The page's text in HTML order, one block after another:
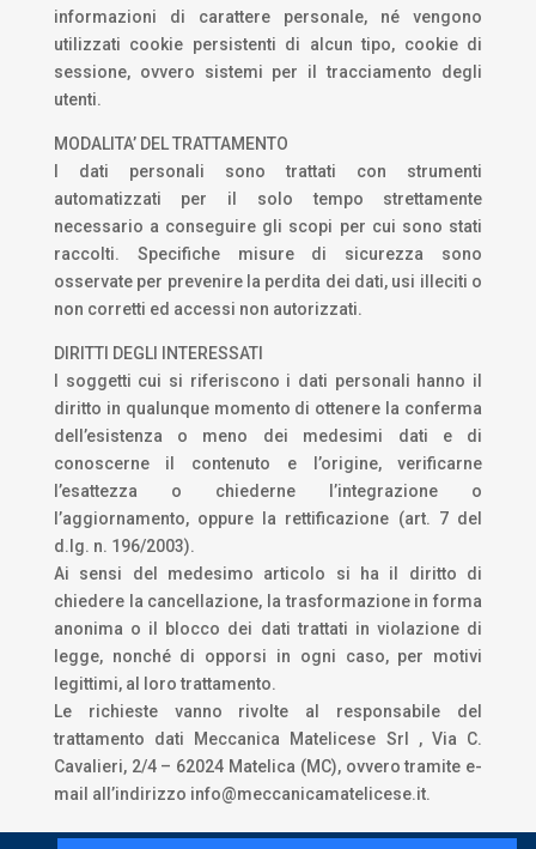
informazioni di carattere personale, né vengono
utilizzati cookie persistenti di alcun tipo, cookie di
sessione, ovvero sistemi per il tracciamento degli
utenti.
MODALITA’ DEL TRATTAMENTO
I dati personali sono trattati con strumenti
automatizzati per il solo tempo strettamente
necessario a conseguire gli scopi per cui sono stati
raccolti. Specifiche misure di sicurezza sono
osservate per prevenire la perdita dei dati, usi illeciti o
non corretti ed accessi non autorizzati.
DIRITTI DEGLI INTERESSATI
I soggetti cui si riferiscono i dati personali hanno il
diritto in qualunque momento di ottenere la conferma
dell’esistenza o meno dei medesimi dati e di
conoscerne il contenuto e l’origine, verificarne
l’esattezza o chiederne l’integrazione o
l’aggiornamento, oppure la rettificazione (art. 7 del
d.lg. n. 196/2003).
Ai sensi del medesimo articolo si ha il diritto di
chiedere la cancellazione, la trasformazione in forma
anonima o il blocco dei dati trattati in violazione di
legge, nonché di opporsi in ogni caso, per motivi
legittimi, al loro trattamento.
Le richieste vanno rivolte al responsabile del
trattamento dati Meccanica Matelicese Srl , Via C.
Cavalieri, 2/4 – 62024 Matelica (MC), ovvero tramite e-
mail all’indirizzo info@meccanicamatelicese.it.